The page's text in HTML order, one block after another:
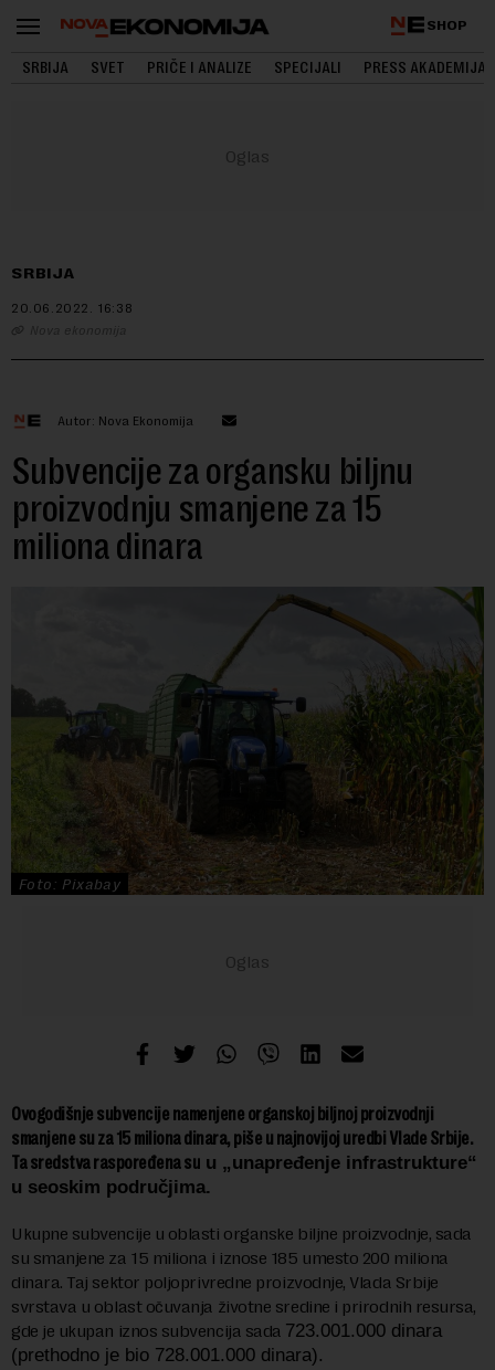
SHOP
SRBIJA SVET PRIČE I ANALIZE SPECIJALI PRESS AKADEMIJA
SRBIJA
20.06.2022. 16:38
Nova ekonomija
Autor: Nova Ekonomija
Subvencije za organsku biljnu
proizvodnju smanjene za 15
miliona dinara
Foto: Pixabay
Ovogodišnje subvencije namenjene organskoj biljnoj proizvodnji
smanjene su za 15 miliona dinara, piše u najnovijoj uredbi Vlade Srbije.
Ta sredstva raspoređena su u „unapređenje infrastrukture“
u seoskim područjima.
Ukupne subvencije u oblasti organske biljne proizvodnje, sada
su smanjene za 15 miliona i iznose 185 umesto 200 miliona
dinara. Taj sektor poljoprivredne proizvodnje, Vlada Srbije
svrstava u oblast očuvanja životne sredine i prirodnih resursa,
gde je ukupan iznos subvencija sada 723.001.000 dinara
(prethodno je bio 728.001.000 dinara).